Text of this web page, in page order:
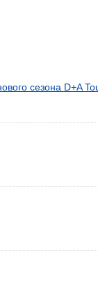
сезона D+A